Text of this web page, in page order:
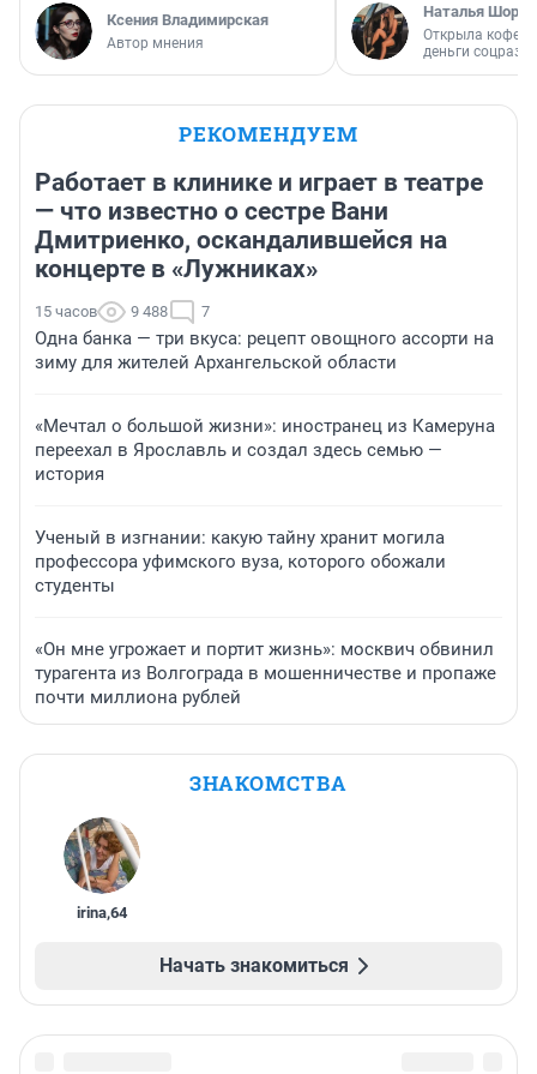
Ксения Владимирская
Автор мнения
Наталья
Открыла
деньги
РЕКОМЕНДУЕМ
Работает в клинике и играет в театре
— что известно о сестре Вани
Дмитриенко, оскандалившейся на
концерте в «Лужниках»
15 часов 9 488 7
Одна банка — три вкуса: рецепт овощного ассорти на
зиму для жителей Архангельской области
«Мечтал о большой жизни»: иностранец из Камеруна
переехал в Ярославль и создал здесь семью —
история
Ученый в изгнании: какую тайну хранит могила
профессора уфимского вуза, которого обожали
студенты
«Он мне угрожает и портит жизнь»: москвич обвинил
турагента из Волгограда в мошенничестве и пропаже
почти миллиона рублей
ЗНАКОМСТВА
irina,64
Начать знакомиться